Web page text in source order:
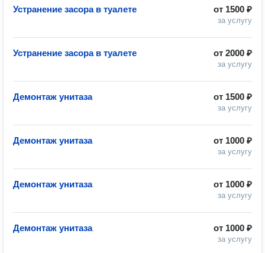
от 1500 ₽
за услугу
Устранение засора в туалете
от 2000 ₽
за услугу
Устранение засора в туалете
от 1500 ₽
за услугу
Демонтаж унитаза
от 1000 ₽
за услугу
Демонтаж унитаза
от 1000 ₽
за услугу
Демонтаж унитаза
от 1000 ₽
за услугу
Демонтаж унитаза